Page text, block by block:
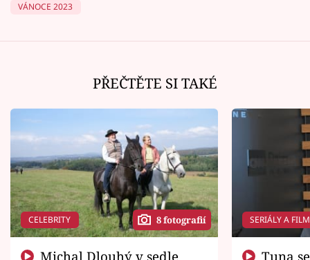
VÁNOCE 2023
PŘEČTĚTE SI TAKÉ
CELEBRITY 8 fotografií SERIÁLY A